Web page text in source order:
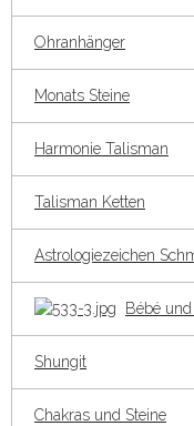
Ohranhänger
Monats Steine
Harmonie Talisman
Talisman Ketten
Astrologiezeichen
Bébé
Shungit
Chakras und Steine